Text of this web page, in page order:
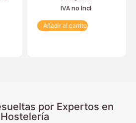
IVA no Incl.
Añadir al carrito
por Expertos en
Hostelería